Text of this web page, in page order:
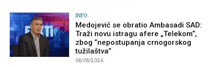
INFO
Medojević se obratio Ambasadi SAD:
Traži novu istragu afere „Telekom“,
zbog “nepostupanja crnogorskog
tužilaštva”
08/08/2026